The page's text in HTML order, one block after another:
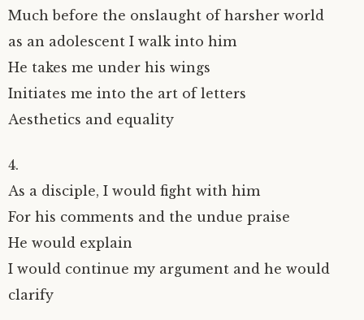
Much before the onslaught of harsher world
as an adolescent I walk into him
He takes me under his wings
Initiates me into the art of letters
Aesthetics and equality
4.
As a disciple, I would fight with him
For his comments and the undue praise
He would explain
I would continue my argument and he would
clarify